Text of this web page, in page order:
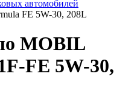
автомобилей
FE 5W-30, 208L
MOBIL
FE 5W-30,